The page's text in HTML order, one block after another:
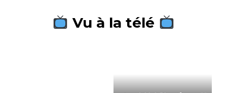
Vu à la télé